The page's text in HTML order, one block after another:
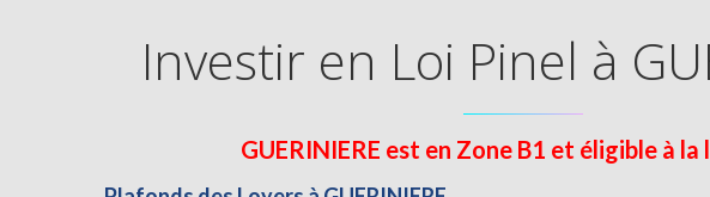
Investir en Loi Pinel à
GUERINIERE est en Zone B1 et éligible à la